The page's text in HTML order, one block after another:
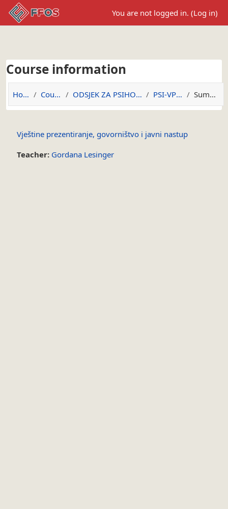
Skip to main content
You are not logged in. (Log in)
Course information
Home Courses ODSJEK ZA PSIHOLOGIJU PSI-VPGIJN Summary
Vještine prezentiranje, govorništvo i javni nastup
Teacher: Gordana Lesinger